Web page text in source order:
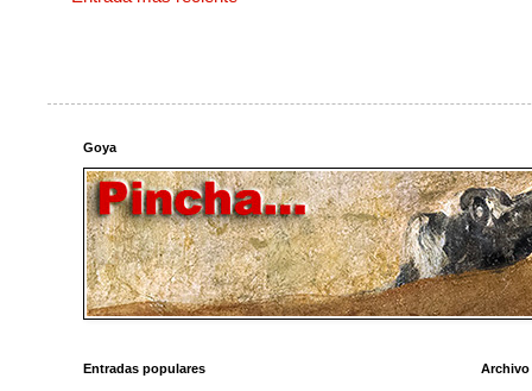
Goya
Entradas populares